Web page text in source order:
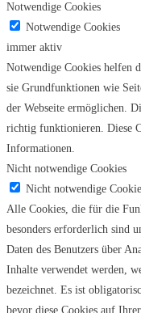
Notwendige Cookies
Notwendige Cookies
immer aktiv
Notwendige Cookies helfen
sie Grundfunktionen wie
der Webseite ermöglichen.
richtig funktionieren. Diese
Informationen.
Nicht notwendige Cookies
Nicht notwendige
Alle Cookies, die für die
besonders erforderlich sind
Daten des Benutzers über
Inhalte verwendet werden,
bezeichnet. Es ist
bevor diese Cookies auf